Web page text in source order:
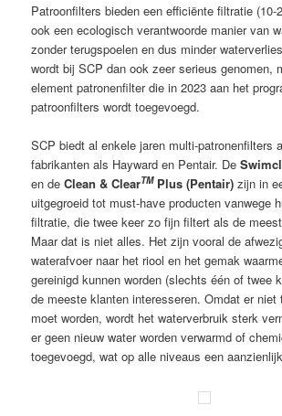
Patroonfilters bieden een efficiënte filtratie (10-
ook een ecologisch verantwoorde manier van
zonder terugspoelen en dus minder
wordt bij SCP dan ook zeer serieus genomen,
element patronenfilter die in 2023 aan het
patroonfilters wordt toegevoegd.
SCP biedt al enkele jaren multi-patronenfilters
fabrikanten als Hayward en Pentair. De
en deClean & ClearTMPlus (Pentair) zijn in
uitgegroeid tot must-have producten vanwege
filtratie, die twee keer zo fijn filtert als de
Maar dat is niet alles. Het zijn vooral de
waterafvoer naar het riool en het gemak
gereinigd kunnen worden (slechts één of twee
de meeste klanten interesseren. Omdat er niet
moet worden, wordt het waterverbruik sterk
er geen nieuw water worden verwarmd of
toegevoegd, wat op alle niveaus een